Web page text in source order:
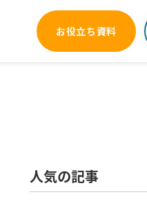
お役立ち資料
人気の記事